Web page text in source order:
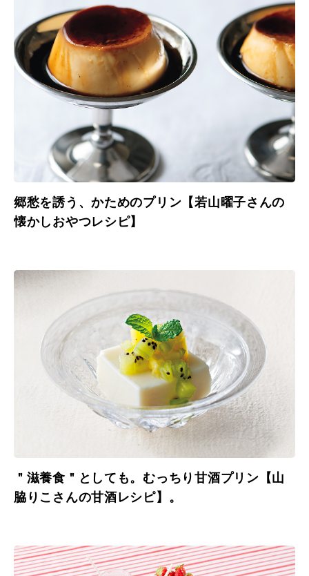
郷愁を誘う、かためのプリン【若山曜子さんの
懐かしおやつレシピ】
＂滋養食＂としても。むっちり甘酒プリン【山
脇りこさんの甘酒レシピ】。